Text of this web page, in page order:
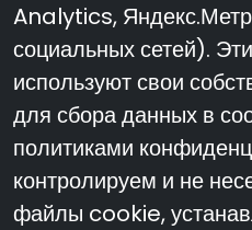
Analytics,
социальных сетей).
используют свои
для сбора данных в
политиками
контролируем и не
файлы cookie,